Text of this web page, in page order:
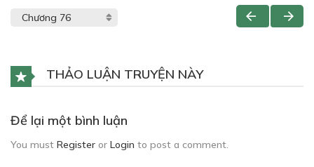
THẢO LUẬN TRUYỆN NÀY
Để lại một bình luận
You must Register or Login to post a comment.